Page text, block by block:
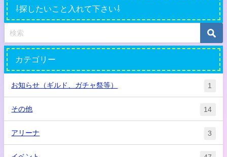
⇩探したいこと入れて下さい⇩
カテゴリー
お知らせ（ギルド、ガチャ祭等） 1
その他 14
アリーナ 3